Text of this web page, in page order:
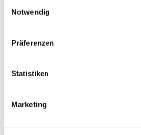
Notwendig
Präferenzen
Statistiken
Marketing
Jede Spende zählt!
100. Geburtstag von HGW: